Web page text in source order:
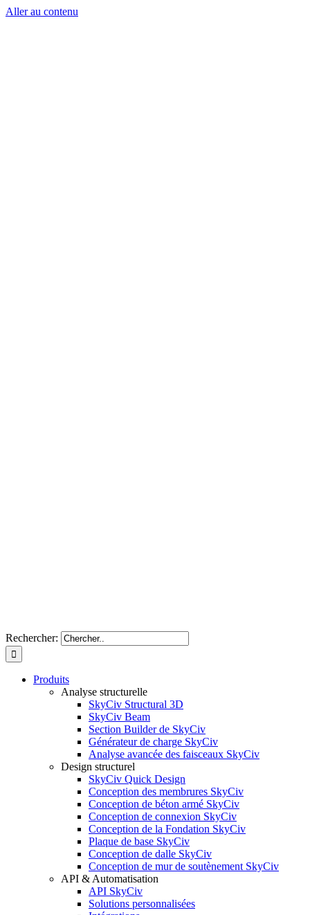
Aller au contenu
Rechercher:
Produits
Analyse structurelle
SkyCiv Structural 3D
SkyCiv Beam
Section Builder de SkyCiv
Générateur de charge SkyCiv
Analyse avancée des faisceaux SkyCiv
Design structurel
SkyCiv Quick Design
Conception des membrures SkyCiv
Conception de béton armé SkyCiv
Conception de connexion SkyCiv
Conception de la Fondation SkyCiv
Plaque de base SkyCiv
Conception de dalle SkyCiv
Conception de mur de soutènement SkyCiv
API & Automatisation
API SkyCiv
Solutions personnalisées